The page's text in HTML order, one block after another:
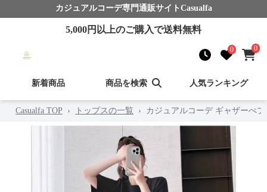
カジュアルコーデ専門通販サイト Casualfa
5,000円以上のご購入で送料無料
0 0
新着商品 商品を検索 人気ランキング
Casualfa TOP › トップスの一覧 › カジュアルコーデ ギャザーぺ